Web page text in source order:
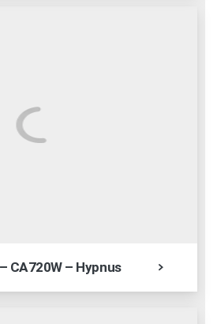
CA720W – Hypnus